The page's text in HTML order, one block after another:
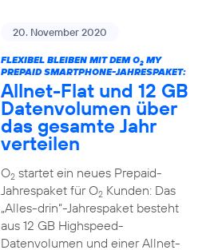
20. November 2020
FLEXIBEL BLEIBEN MIT DEM O2MY
PREPAID SMARTPHONE-JAHRESPAKET:
Allnet-Flat und 12 GB
Datenvolumen über
das gesamte Jahr
verteilen
O2startet ein neues Prepaid-
Jahrespaket für O2Kunden: Das
„Alles-drin“-Jahrespaket besteht
aus 12 GB Highspeed-
Datenvolumen und einer Allnet-